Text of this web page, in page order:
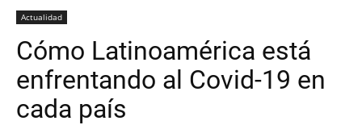
Actualidad
Cómo Latinoamérica está
enfrentando al Covid-19 en
cada país